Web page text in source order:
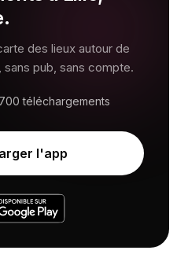
des lieux autour de
pub, sans compte.
téléchargements
l'app